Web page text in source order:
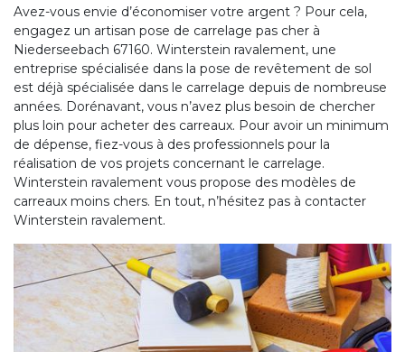
Avez-vous envie d’économiser votre argent ? Pour cela,
engagez un artisan pose de carrelage pas cher à
Niederseebach 67160. Winterstein ravalement, une
entreprise spécialisée dans la pose de revêtement de sol
est déjà spécialisée dans le carrelage depuis de nombreuse
années. Dorénavant, vous n’avez plus besoin de chercher
plus loin pour acheter des carreaux. Pour avoir un minimum
de dépense, fiez-vous à des professionnels pour la
réalisation de vos projets concernant le carrelage.
Winterstein ravalement vous propose des modèles de
carreaux moins chers. En tout, n’hésitez pas à contacter
Winterstein ravalement.